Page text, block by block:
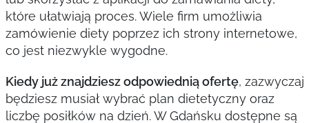
które ułatwiają proces. Wiele firm umożliwia
zamówienie diety poprzez ich strony internetowe,
co jest niezwykle wygodne.
Kiedy już znajdziesz odpowiednią ofertę, zazwyczaj
będziesz musiał wybrać plan dietetyczny oraz
liczbę posiłków na dzień. W Gdańsku dostępne są